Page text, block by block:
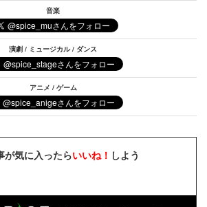
音楽
演劇 / ミュージカル / ダンス
アニメ / ゲーム
が気に入ったらいいね！ しよう